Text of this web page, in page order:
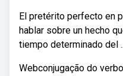
El pretérito perfecto en
hablar sobre un hecho
tiempo determinado del
Webconjugação do